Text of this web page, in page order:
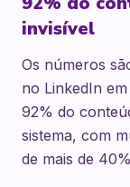
invisível
Os números
no LinkedIn
92% do
sistema, com
de mais de